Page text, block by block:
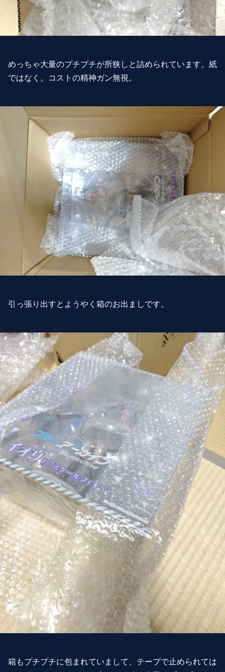
めっちゃ大量のプチプチが所狭しと詰められています。紙
ではなく。コストの精神ガン無視。
引っ張り出すとようやく箱のお出ましです。
箱もプチプチに包まれていまして、テープで止められては